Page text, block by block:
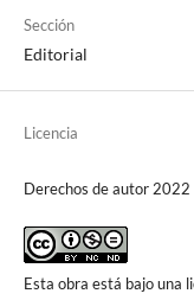
Sección
Editorial
Licencia
Derechos de autor 2022
Esta obra está bajo una